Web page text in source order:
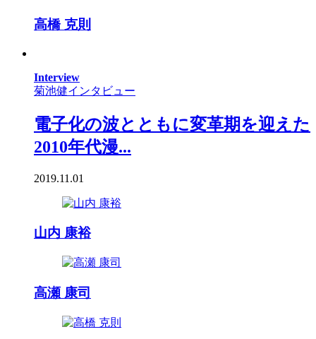
高橋 克則
Interview
菊池健インタビュー
電子化の波とともに変革期を迎えた
2010年代漫...
2019.11.01
山内 康裕
高瀬 康司